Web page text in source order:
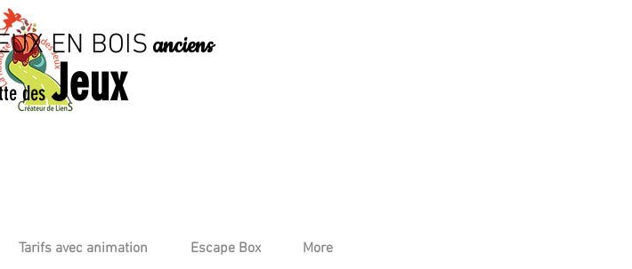
UX EN BOIS anciens
des Jeux
Tarifs avec animation Escape Box More